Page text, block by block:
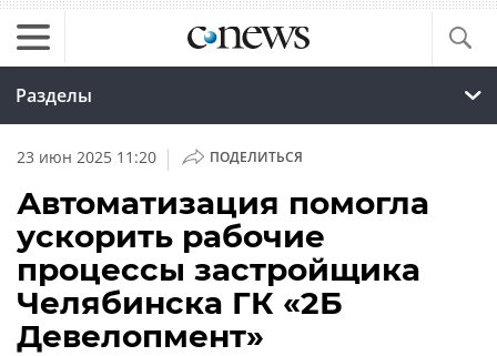
Разделы
23 июн 2025 11:20 | ПОДЕЛИТЬСЯ
Автоматизация помогла
ускорить рабочие
процессы застройщика
Челябинска ГК «2Б
Девелопмент»